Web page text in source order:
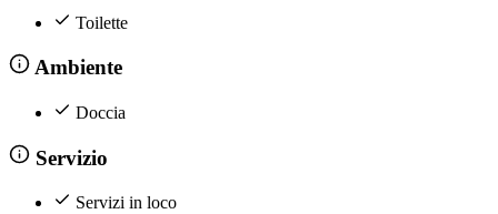
Toilette
Ambiente
Doccia
Servizio
Servizi in loco